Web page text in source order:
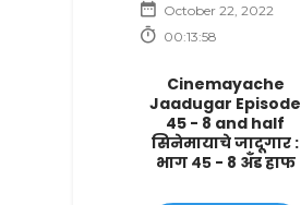
October 22, 2022
00:13:58
Cinemayache
Jaadugar Episode
45 - 8 and half
सिनेमायाचे जादूगार :
भाग ४५ - 8 अँड हाफ